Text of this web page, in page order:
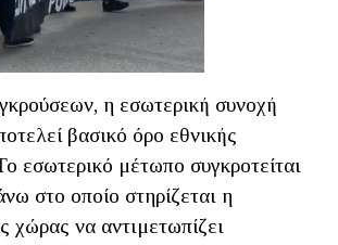
η εσωτερική συνοχή
βασικό όρο εθνικής
εσωτερικό μέτωπο συγκροτείται
στο οποίο στηρίζεται η
χώρας να αντιμετωπίζει